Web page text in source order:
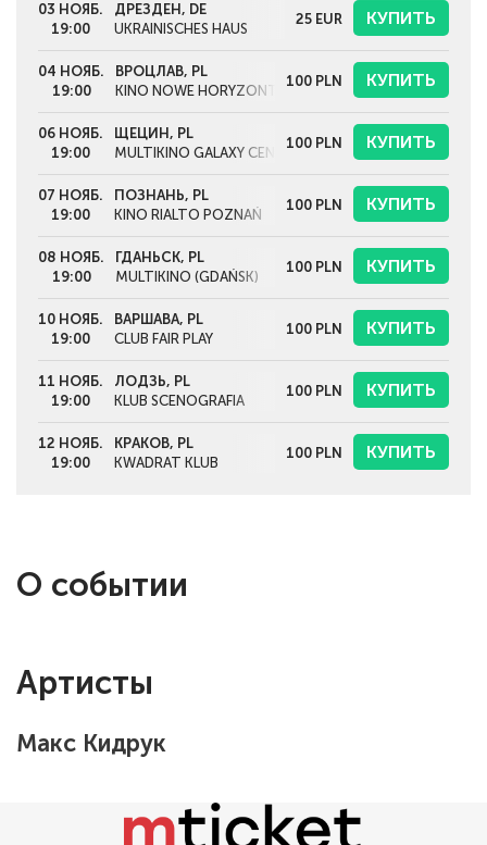
03 НОЯБ.
19:00
ДРЕЗДЕН, DE
UKRAINISCHES HAUS
25 EUR КУПИТЬ
04 НОЯБ.
19:00
ВРОЦЛАВ, PL
KINO NOWE HORYZONTY
100 PLN КУПИТЬ
06 НОЯБ.
19:00
ЩЕЦИН, PL
MULTIKINO GALAXY CENTRUM
100 PLN КУПИТЬ
07 НОЯБ.
19:00
ПОЗНАНЬ, PL
KINO RIALTO POZNAŃ
100 PLN КУПИТЬ
08 НОЯБ.
19:00
ГДАНЬСК, PL
MULTIKINO (GDAŃSK)
100 PLN КУПИТЬ
10 НОЯБ.
19:00
ВАРШАВА, PL
CLUB FAIR PLAY
100 PLN КУПИТЬ
11 НОЯБ.
19:00
ЛОДЗЬ, PL
KLUB SCENOGRAFIA
100 PLN КУПИТЬ
12 НОЯБ.
19:00
КРАКОВ, PL
KWADRAT KLUB
100 PLN КУПИТЬ
О событии
Артисты
Макс Кидрук